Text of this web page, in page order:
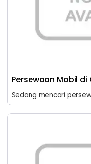
Persewaan Mobil
Sedang mencari